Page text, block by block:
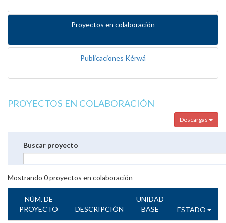
Proyectos en colaboración
Publicaciones Kérwá
PROYECTOS EN COLABORACIÓN
Descargas
Buscar proyecto
Mostrando 0proyectos en colaboración
NÚM. DE
PROYECTO
DESCRIPCIÓN
UNIDAD
BASE
ESTADO